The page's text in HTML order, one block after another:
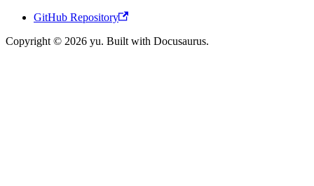
GitHub Repository
Copyright © 2026 yu. Built with Docusaurus.